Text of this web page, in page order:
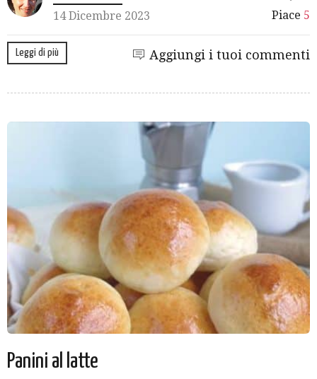
14 Dicembre 2023 Piace 5
Leggi di più Aggiungi i tuoi commenti
Panini al latte